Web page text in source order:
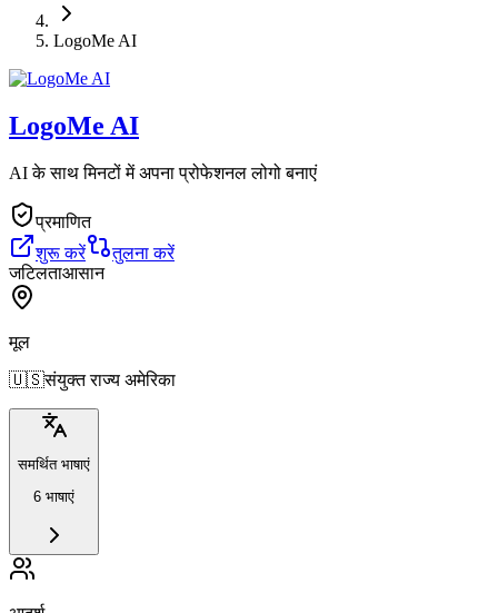
LogoMe AI
LogoMe AI
AI के साथ मिनटों में अपना प्रोफेशनल लोगो बनाएं
प्रमाणित
शुरू करें
तुलना करें
जटिलताआसान
मूल
🇺🇸संयुक्त राज्य अमेरिका
समर्थित भाषाएं
6 भाषाएं